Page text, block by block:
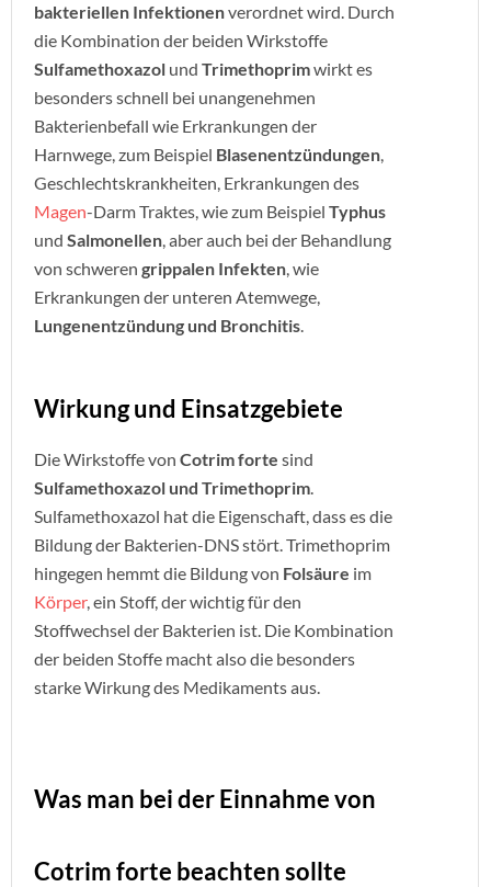
bakteriellen Infektionenverordnet wird. Durch
die Kombination der beiden Wirkstoffe
Sulfamethoxazol und Trimethoprimwirkt es
besonders schnell bei unangenehmen
Bakterienbefall wie Erkrankungen der
Harnwege, zum Beispiel Blasenentzündungen,
Geschlechtskrankheiten, Erkrankungen des
Magen-Darm Traktes, wie zum Beispiel Typhus
und Salmonellen, aber auch bei der Behandlung
von schweren grippalen Infekten, wie
Erkrankungen der unteren Atemwege,
Lungenentzündung und Bronchitis.
Wirkung und Einsatzgebiete
Die Wirkstoffe von Cotrim forte sind
Sulfamethoxazol und Trimethoprim.
Sulfamethoxazol hat die Eigenschaft, dass es die
Bildung der Bakterien-DNS stört. Trimethoprim
hingegen hemmt die Bildung von Folsäure im
Körper, ein Stoff, der wichtig für den
Stoffwechsel der Bakterien ist. Die Kombination
der beiden Stoffe macht also die besonders
starke Wirkung des Medikaments aus.
Was man bei der Einnahme von
Cotrim forte beachten sollte